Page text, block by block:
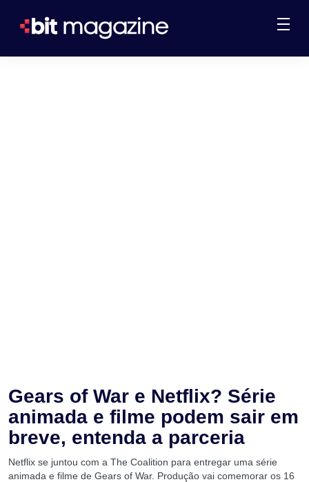
Gears of War e Netflix? Série
animada e filme podem sair em
breve, entenda a parceria
Netflix se juntou com a The Coalition para entregar uma série
animada e filme de Gears of War. Produção vai comemorar os 16